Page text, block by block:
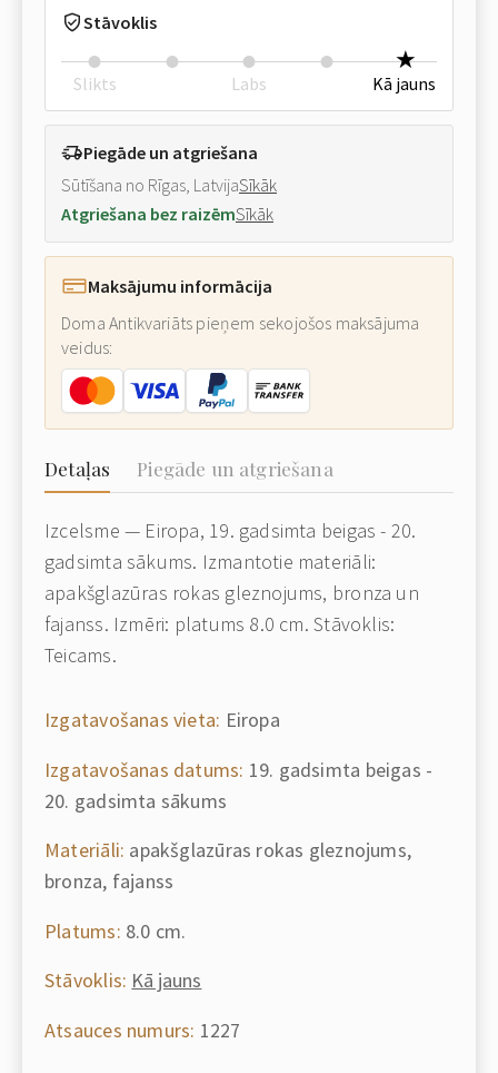
Stāvoklis
Slikts Labs Kā jauns
Piegāde un atgriešana
Sūtīšana no Rīgas, LatvijaSīkāk
Atgriešana bez raizēmSīkāk
Maksājumu informācija
Doma Antikvariāts pieņem sekojošos maksājuma
veidus:
Detaļas Piegāde un atgriešana
Izcelsme — Eiropa, 19. gadsimta beigas - 20.
gadsimta sākums. Izmantotie materiāli:
apakšglazūras rokas gleznojums, bronza un
fajanss. Izmēri: platums 8.0 cm. Stāvoklis:
Teicams.
Izgatavošanas vieta: Eiropa
Izgatavošanas datums: 19. gadsimta beigas -
20. gadsimta sākums
Materiāli: apakšglazūras rokas gleznojums,
bronza, fajanss
Platums: 8.0 cm.
Stāvoklis: Kā jauns
Atsauces numurs: 1227